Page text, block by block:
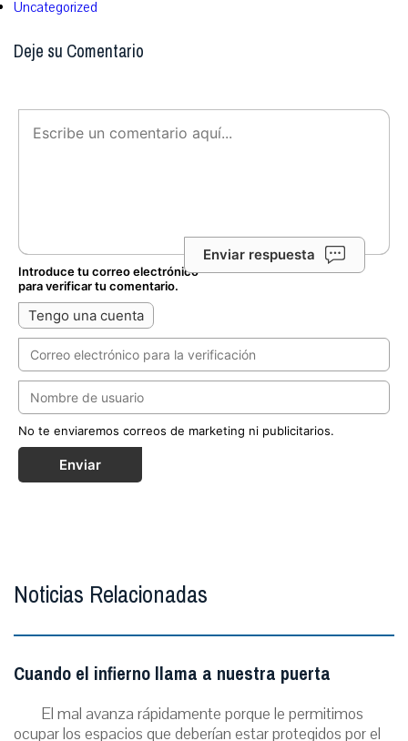
Uncategorized
Deje su Comentario
Enviar respuesta
Introduce tu correo electrónico
para verificar tu comentario.
Tengo una cuenta
No te enviaremos correos de marketing ni publicitarios.
Enviar
Noticias Relacionadas
Cuando el infierno llama a nuestra puerta
El mal avanza rápidamente porque le permitimos
ocupar los espacios que deberían estar protegidos por el